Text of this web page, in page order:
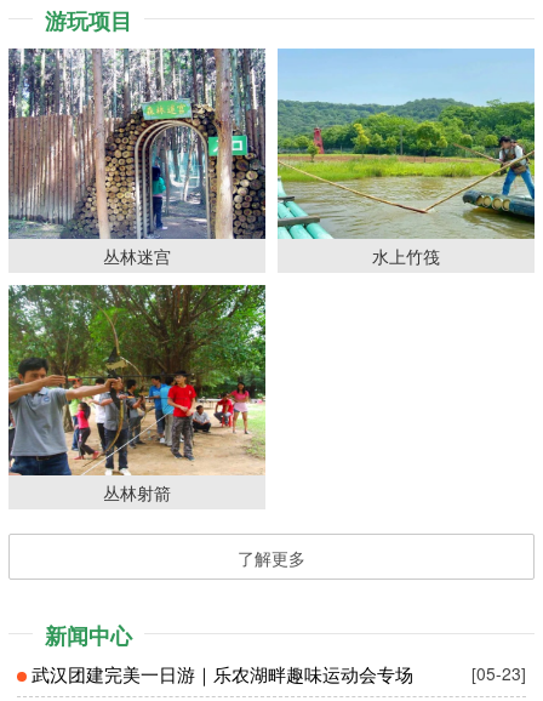
游玩项目
丛林迷宫 水上竹筏
丛林射箭
了解更多
新闻中心
[05-23]
武汉团建完美一日游｜乐农湖畔趣味运动会专场